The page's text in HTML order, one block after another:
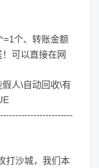
=1个、转账金额
可以直接在网
打沙城，我们本